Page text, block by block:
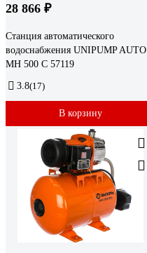
28 866 ₽
Станция автоматического
водоснабжения UNIPUMP AUTO
MH 500 С 57119
3.8(17)
В корзину